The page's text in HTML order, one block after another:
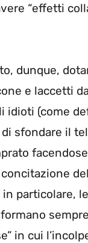
“effetti
dunque,
e laccetti
idioti (come
sfondare il
in particolare,
in cui